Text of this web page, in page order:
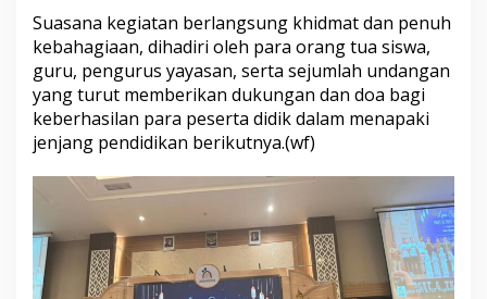
I
V
Suasana kegiatan berlangsung khidmat dan penuh
kebahagiaan, dihadiri oleh para orang tua siswa,
guru, pengurus yayasan, serta sejumlah undangan
yang turut memberikan dukungan dan doa bagi
keberhasilan para peserta didik dalam menapaki
jenjang pendidikan berikutnya.(wf)